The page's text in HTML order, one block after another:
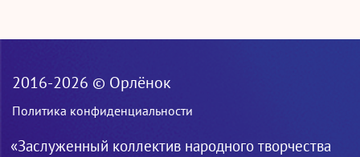
2016-2026 © Орлёнок
Политика конфиденциальности
«Заслуженный коллектив народного творчества